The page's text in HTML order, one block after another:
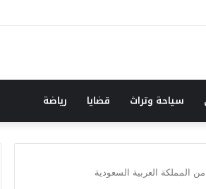
بلا رأس ولا قعر (٢)
سياحة وتراث قضايا رياضة
المملكة العربية السعودية